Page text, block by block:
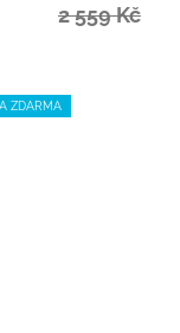
2 559 Kč
ZDARMA